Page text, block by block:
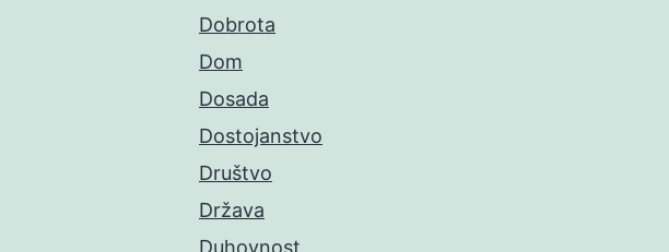
Dobrota
Dom
Dosada
Dostojanstvo
Društvo
Država
Duhovnost